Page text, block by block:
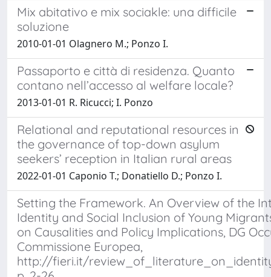
Mix abitativo e mix sociakle: una difficile
soluzione
2010-01-01 Olagnero M.; Ponzo I.
Passaporto e città di residenza. Quanto
contano nell’accesso al welfare locale?
2013-01-01 R. Ricucci; I. Ponzo
Relational and reputational resources in
the governance of top-down asylum
seekers’ reception in Italian rural areas
2022-01-01 Caponio T.; Donatiello D.; Ponzo I.
Setting the Framework. An Overview of the
Identity and Social Inclusion of Young
on Causalities and Policy Implications, DG
Commissione Europea,
http://fieri.it/